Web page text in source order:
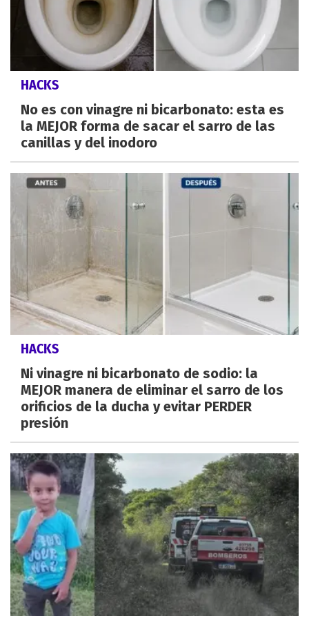
HACKS
No es con vinagre ni bicarbonato: esta es
la MEJOR forma de sacar el sarro de las
canillas y del inodoro
HACKS
Ni vinagre ni bicarbonato de sodio: la
MEJOR manera de eliminar el sarro de los
orificios de la ducha y evitar PERDER
presión